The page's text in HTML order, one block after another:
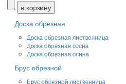
Доска обрезная
Доска обрезная лиственница
Доска обрезная сосна
Доска обрезная осина
Брус обрезной
Брус обрезной лиственница